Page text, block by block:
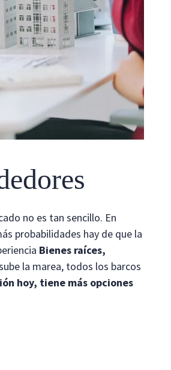
no es tan sencillo. En
probabilidades hay de que la
Bienes raíces,
la marea, todos los barcos
hoy, tiene más opciones